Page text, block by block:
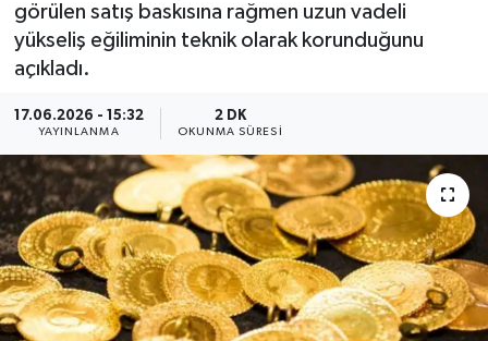
görülen satış baskısına rağmen uzun vadeli
yükseliş eğiliminin teknik olarak korunduğunu
açıkladı.
17.06.2026 - 15:32
YAYINLANMA
2 DK
OKUNMA SÜRESI
Çatalzeytin Haberleri
Cide Haberleri
Daday Haberleri
Devrekani Haberleri
Doğanyurt Haberleri
Hanönü Haberleri